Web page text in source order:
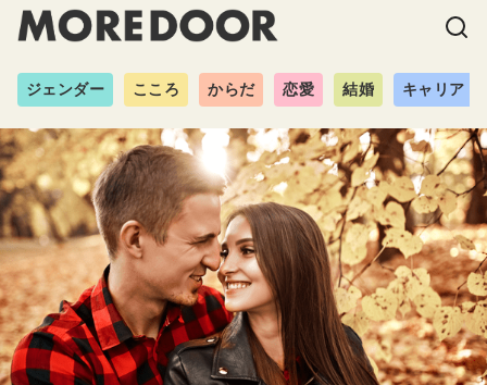
ジェンダー こころ からだ 恋愛 結婚 キャリア